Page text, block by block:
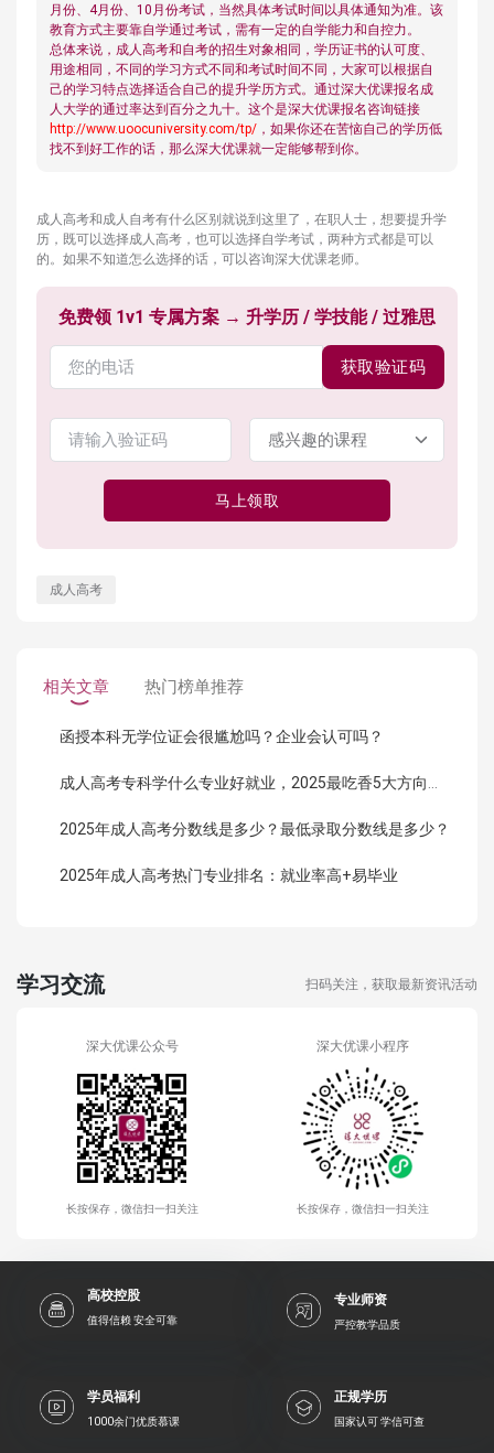
月份、4月份、10月份考试，当然具体考试时间以具体通知为准。该
教育方式主要靠自学通过考试，需有一定的自学能力和自控力。
总体来说，成人高考和自考的招生对象相同，学历证书的认可度、
用途相同，不同的学习方式不同和考试时间不同，大家可以根据自
己的学习特点选择适合自己的提升学历方式。通过深大优课报名成
人大学的通过率达到百分之九十。这个是深大优课报名咨询链接
http://www.uoocuniversity.com/tp/ ，如果你还在苦恼自己的学历低
找不到好工作的话，那么深大优课就一定能够帮到你。
成人高考和成人自考有什么区别就说到这里了，在职人士，想要提升学
历，既可以选择成人高考，也可以选择自学考试，两种方式都是可以
的。如果不知道怎么选择的话，可以咨询深大优课老师。
免费领 1v1 专属方案 → 升学历 / 学技能 / 过雅思
获取验证码
马上领取
成人高考
相关文章 热门榜单推荐
函授本科无学位证会很尴尬吗？企业会认可吗？
成人高考专科学什么专业好就业，2025最吃香5大方向曝光！
2025年成人高考分数线是多少？最低录取分数线是多少？
2025年成人高考热门专业排名：就业率高+易毕业
学习交流 扫码关注，获取最新资讯活动
深大优课公众号
长按保存，微信扫一扫关注
深大优课小程序
长按保存，微信扫一扫关注
高校控股
值得信赖 安全可靠
专业师资
严控教学品质
学员福利
1000余门优质慕课
正规学历
国家认可 学信可查